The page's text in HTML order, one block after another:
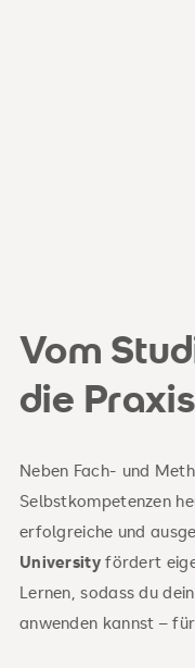
Vom
die Praxis
Neben Fach- und
Selbstkompetenzen
erfolgreiche und
Universityfördert
Lernen, sodass du
anwenden kannst –